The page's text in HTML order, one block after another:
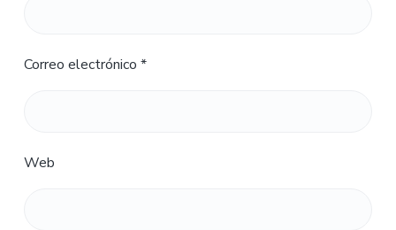
Correo electrónico *
Web